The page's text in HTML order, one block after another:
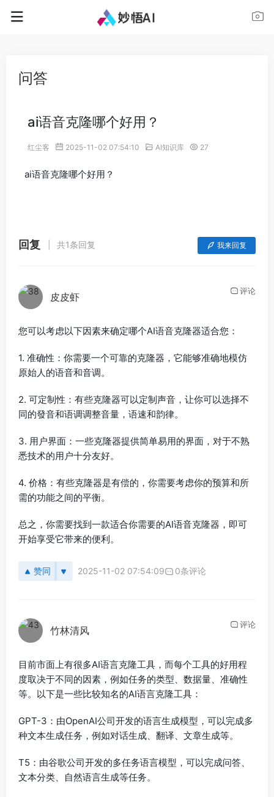
问答
ai语音克隆哪个好用？
红尘客 2025-11-02 07:54:10 AI知识库 27
ai语音克隆哪个好用？
回复 共1条回复 我来回复
皮皮虾 评论
您可以考虑以下因素来确定哪个AI语音克隆器适合您：
1. 准确性：你需要一个可靠的克隆器，它能够准确地模仿
原始人的语音和音调。
2. 可定制性：有些克隆器可以定制声音，让你可以选择不
同的發音和语调调整音量，语速和韵律。
3. 用户界面：一些克隆器提供简单易用的界面，对于不熟
悉技术的用户十分友好。
4. 价格：有些克隆器是有偿的，你需要考虑你的预算和所
需的功能之间的平衡。
总之，你需要找到一款适合你需要的AI语音克隆器，即可
开始享受它带来的便利。
赞同 2025-11-02 07:54:09 0条评论
竹林清风 评论
目前市面上有很多AI语言克隆工具，而每个工具的好用程
度取决于不同的因素，例如任务的类型、数据量、准确性
等。以下是一些比较知名的AI语言克隆工具：
GPT-3：由OpenAI公司开发的语言生成模型，可以完成多
种文本生成任务，例如对话生成、翻译、文章生成等。
T5：由谷歌公司开发的多任务语言模型，可以完成问答、
文本分类、自然语言生成等任务。